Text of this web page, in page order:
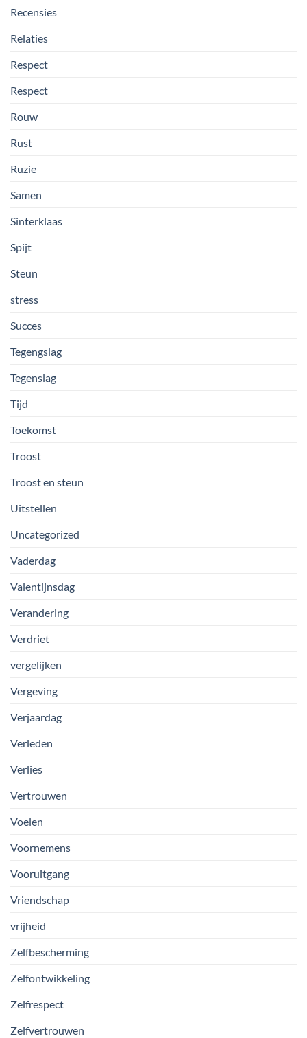
Recensies
Relaties
Respect
Respect
Rouw
Rust
Ruzie
Samen
Sinterklaas
Spijt
Steun
stress
Succes
Tegengslag
Tegenslag
Tijd
Toekomst
Troost
Troost en steun
Uitstellen
Uncategorized
Vaderdag
Valentijnsdag
Verandering
Verdriet
vergelijken
Vergeving
Verjaardag
Verleden
Verlies
Vertrouwen
Voelen
Voornemens
Vooruitgang
Vriendschap
vrijheid
Zelfbescherming
Zelfontwikkeling
Zelfrespect
Zelfvertrouwen